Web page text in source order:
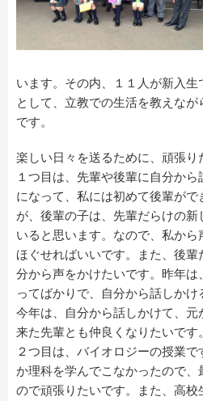
います。その内、１１人が新入
として、立教での生活を教えな
です。
楽しい日々を送るために、頑張り
１つ目は、先輩や後輩に自分から
になって、私には初めて後輩が
が、後輩の子は、先輩だらけの
いると思います。なので、私か
ほぐせればいいです。また、後輩
分から声をかけたいです。昨年は
ってばかりで、自分から話しかけ
今年は、自分から話しかけて、元
来た先輩とも仲良くなりたいです。
２つ目は、バイオロジーの授業
か理科を学んでこなかったので、
ので頑張りたいです。また、高校